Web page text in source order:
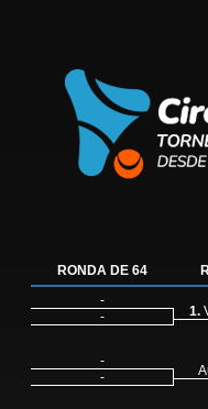
RONDA DE 64
-
-
-
-
1.